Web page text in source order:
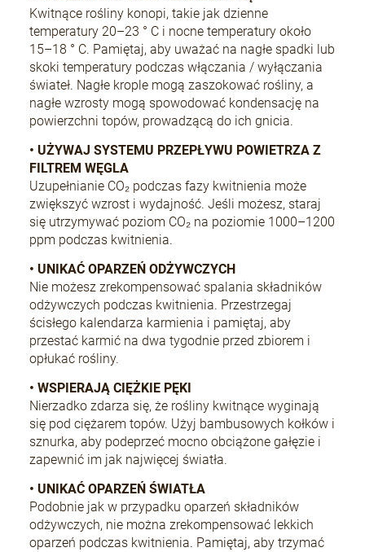
Kwitnące rośliny konopi, takie jak dzienne
temperatury 20–23 ° C i nocne temperatury około
15–18 ° C. Pamiętaj, aby uważać na nagłe spadki lub
skoki temperatury podczas włączania / wyłączania
świateł. Nagłe krople mogą zaszokować rośliny, a
nagłe wzrosty mogą spowodować kondensację na
powierzchni topów, prowadzącą do ich gnicia.
• UŻYWAJ SYSTEMU PRZEPŁYWU POWIETRZA Z
FILTREM WĘGLA
Uzupełnianie CO₂ podczas fazy kwitnienia może
zwiększyć wzrost i wydajność. Jeśli możesz, staraj
się utrzymywać poziom CO₂ na poziomie 1000–1200
ppm podczas kwitnienia.
• UNIKAĆ OPARZEŃ ODŻYWCZYCH
Nie możesz zrekompensować spalania składników
odżywczych podczas kwitnienia. Przestrzegaj
ścisłego kalendarza karmienia i pamiętaj, aby
przestać karmić na dwa tygodnie przed zbiorem i
opłukać rośliny.
• WSPIERAJĄ CIĘŻKIE PĘKI
Nierzadko zdarza się, że rośliny kwitnące wyginają
się pod ciężarem topów. Użyj bambusowych kołków i
sznurka, aby podeprzeć mocno obciążone gałęzie i
zapewnić im jak najwięcej światła.
• UNIKAĆ OPARZEŃ ŚWIATŁA
Podobnie jak w przypadku oparzeń składników
odżywczych, nie można zrekompensować lekkich
oparzeń podczas kwitnienia. Pamiętaj, aby trzymać